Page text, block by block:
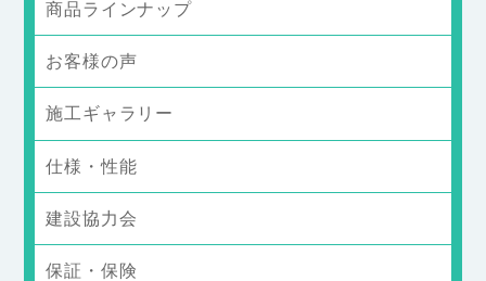
商品ラインナップ
お客様の声
施工ギャラリー
仕様・性能
建設協力会
保証・保険